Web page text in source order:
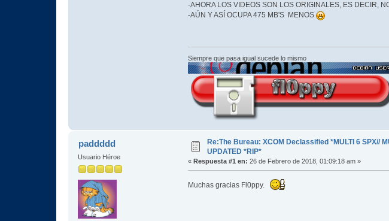
-AHORA LOS VIDEOS SON LOS ORIGINALES, ES DECIR,
-AÚN Y ASÍ OCUPA 475 MB'S MENOS
Siempre que pasa igual sucede lo mismo
paddddd
Usuario Héroe
Re:The Bureau: XCOM Declassified *MULTI 6 SPX//
UPDATED *RIP*
« Respuesta #1 en: 26 de Febrero de 2018, 01:09:18 am »
Muchas gracias Fl0ppy.